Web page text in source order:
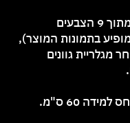
ניתן לבחור צבע מתוך 9 הצבעים
בתמונות המוצר),
מגלריית גוונים
60 ס"מ.